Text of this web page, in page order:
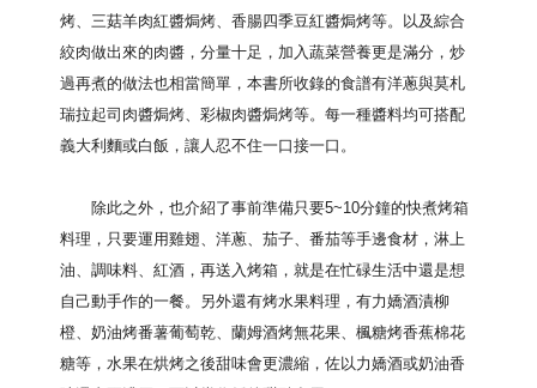
烤、三菇羊肉紅醬焗烤、香腸四季豆紅醬焗烤等。以及綜合
絞肉做出來的肉醬，分量十足，加入蔬菜營養更是滿分，炒
過再煮的做法也相當簡單，本書所收錄的食譜有洋蔥與莫札
瑞拉起司肉醬焗烤、彩椒肉醬焗烤等。每一種醬料均可搭配
義大利麵或白飯，讓人忍不住一口接一口。
除此之外，也介紹了事前準備只要5~10分鐘的快煮烤箱
料理，只要運用雞翅、洋蔥、茄子、番茄等手邊食材，淋上
油、調味料、紅酒，再送入烤箱，就是在忙碌生活中還是想
自己動手作的一餐。另外還有烤水果料理，有力嬌酒漬柳
橙、奶油烤番薯葡萄乾、蘭姆酒烤無花果、楓糖烤香蕉棉花
糖等，水果在烘烤之後甜味會更濃縮，佐以力嬌酒或奶油香